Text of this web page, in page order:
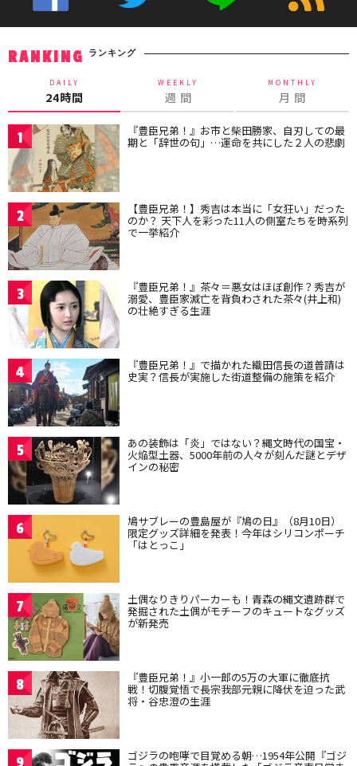
RANKING ランキング
DAILY
24時間
WEEKLY
週 間
MONTHLY
月 間
1 『豊臣兄弟！』お市と柴田勝家、自刃しての最
期と「辞世の句」…運命を共にした２人の悲劇
2 【豊臣兄弟！】秀吉は本当に「女狂い」だった
のか？ 天下人を彩った11人の側室たちを時系列
で一挙紹介
3 『豊臣兄弟！』茶々＝悪女はほぼ創作？秀吉が
溺愛、豊臣家滅亡を背負わされた茶々(井上和)
の壮絶すぎる生涯
4 『豊臣兄弟！』で描かれた織田信長の道普請は
史実？信長が実施した街道整備の施策を紹介
5 あの装飾は「炎」ではない？縄文時代の国宝・
火焔型土器、5000年前の人々が刻んだ謎とデザ
インの秘密
6 鳩サブレーの豊島屋が『鳩の日』（8月10日）
限定グッズ詳細を発表！今年はシリコンポーチ
「はとっこ」
7 土偶なりきりパーカーも！青森の縄文遺跡群で
発掘された土偶がモチーフのキュートなグッズ
が新発売
8 『豊臣兄弟！』小一郎の5万の大軍に徹底抗
戦！切腹覚悟で長宗我部元親に降伏を迫った武
将・谷忠澄の生涯
ゴジラの咆哮で目覚める朝…1954年公開『ゴジ